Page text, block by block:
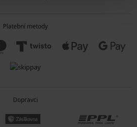
Platební metody
Dopravci